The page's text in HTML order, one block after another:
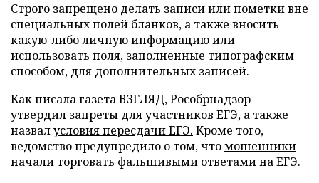
Строго запрещено делать записи или пометки вне
специальных полей бланков, а также вносить
какую-либо личную информацию или
использовать поля, заполненные типографским
способом, для дополнительных записей.
Как писала газета ВЗГЛЯД, Рособрнадзор
утвердил запреты для участников ЕГЭ, а также
назвалусловия пересдачи ЕГЭ. Кроме того,
ведомство предупредило о том, чтомошенники
начали торговать фальшивыми ответами на ЕГЭ.